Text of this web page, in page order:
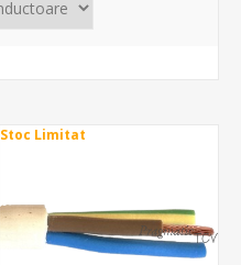
Stoc Limitat